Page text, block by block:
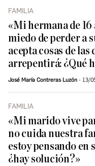
FAMILIA
«Mi hermana de 16
miedo de perder a
acepta cosas de las
arrepentirá: ¿Qué
José María Contreras Luzón 13/
FAMILIA
«Mi marido vive
no cuida nuestra
estoy pensando en
¿hay solución?»